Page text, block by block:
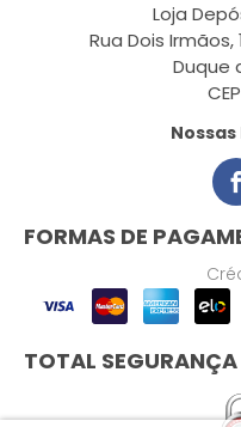
Loja
Rua Dois
Duque
FORMAS DE
TOTAL SEGURANÇA